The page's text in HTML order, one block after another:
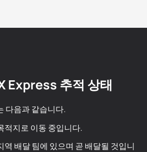
Express 추적 상태
다음과 같습니다.
적지로 이동 중입니다.
역 배달 팀에 있으며 곧 배달될 것입니